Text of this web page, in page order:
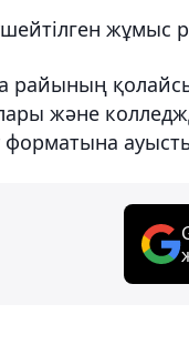
жұмыс
райының
және